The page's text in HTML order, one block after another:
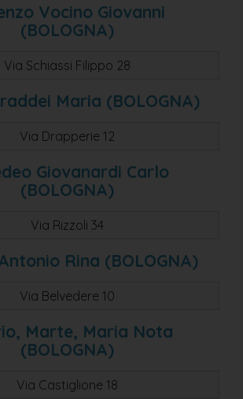
t.
Vocino Giovanni
(BOLOGNA)
Via Schiassi Filippo 28
Maria (BOLOGNA)
Via Drapperie 12
Giovanardi Carlo
(BOLOGNA)
Via Rizzoli 34
Rina (BOLOGNA)
Via Belvedere 10
Marte, Maria Nota
(BOLOGNA)
Via Castiglione 18